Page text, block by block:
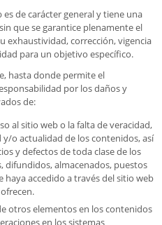
de carácter general y tiene una
que se garantice plenamente el
exhaustividad, corrección, vigencia
para un objetivo específico.
hasta donde permite el
por los daños y
de:
al sitio web o la falta de veracidad,
o actualidad de los contenidos, así
y defectos de toda clase de los
almacenados, puestos
haya accedido a través del sitio web
otros elementos en los contenidos
en los sistemas